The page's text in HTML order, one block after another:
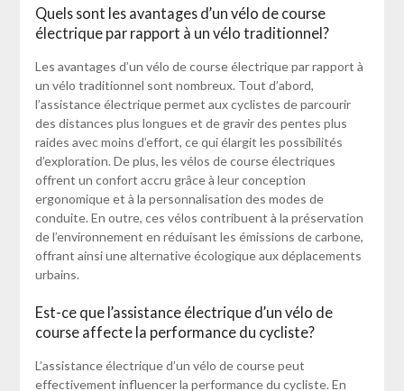
Quels sont les avantages d’un vélo de course
électrique par rapport à un vélo traditionnel?
Les avantages d’un vélo de course électrique par rapport à
un vélo traditionnel sont nombreux. Tout d’abord,
l’assistance électrique permet aux cyclistes de parcourir
des distances plus longues et de gravir des pentes plus
raides avec moins d’effort, ce qui élargit les possibilités
d’exploration. De plus, les vélos de course électriques
offrent un confort accru grâce à leur conception
ergonomique et à la personnalisation des modes de
conduite. En outre, ces vélos contribuent à la préservation
de l’environnement en réduisant les émissions de carbone,
offrant ainsi une alternative écologique aux déplacements
urbains.
Est-ce que l’assistance électrique d’un vélo de
course affecte la performance du cycliste?
L’assistance électrique d’un vélo de course peut
effectivement influencer la performance du cycliste. En